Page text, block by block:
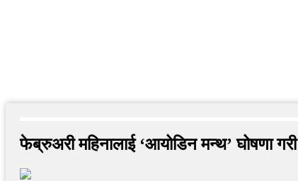
फेब्रुअरी महिनालाई ‘आयोडिन मन्थ’ घोषणा